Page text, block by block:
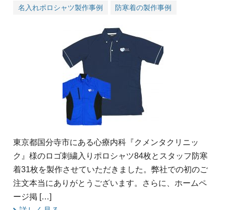
名入れポロシャツ製作事例 防寒着の製作事例
東京都国分寺市にある心療内科『クメンタクリニッ
ク』様のロゴ刺繍入りポロシャツ84枚とスタッフ防寒
着31枚を製作させていただきました。弊社での初のご
注文本当にありがとうございます。さらに、ホームペ
ージ掲 […]